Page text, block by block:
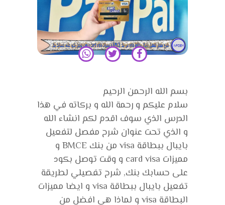
بسم الله الرحمن الرحيم
سلام عليكم و رحمة الله و بركاته في هذا
الدرس الذي سوف اقدم لكم انشاء الله
و الذي تحت عنوان شرح مفصل لتفعيل
بايبال ببطاقة visa من بنك BMCE و
مميزات card visa و وقت توصل بكود
على حسابك بنك, شرح تفصيلي لطريقة
تفعيل بايبال ببطاقة visa و ايضا مميزات
البطاقة visa و لماذا هي افضل من